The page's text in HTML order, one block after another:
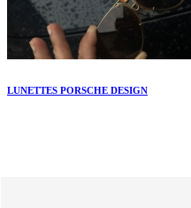
LUNETTES PORSCHE DESIGN